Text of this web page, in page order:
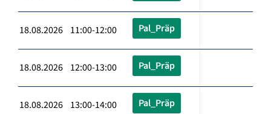
18.08.2026 11:00-12:00 Pal_Präp
18.08.2026 12:00-13:00 Pal_Präp
18.08.2026 13:00-14:00 Pal_Präp